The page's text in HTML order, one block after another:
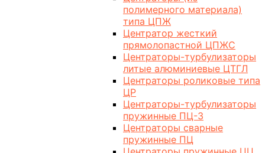
полимерного материала)
типа ЦПЖ
Центратор жесткий
прямолопастной ЦПЖС
Центраторы-турбулизаторы
литые алюминиевые ЦТГЛ
Центраторы роликовые типа
ЦР
Центраторы-турбулизаторы
пружинные ПЦ-3
Центраторы сварные
пружинные ПЦ